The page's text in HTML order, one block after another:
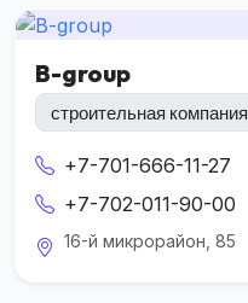
B-group
строительная компания
+7-701-666-11-27
+7-702-011-90-00
16-й микрорайон, 85